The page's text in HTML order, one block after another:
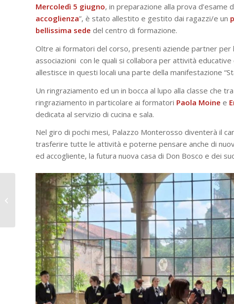
Mercoledì 5 giugno, in preparazione alla prova d’esame
accoglienza”, è stato allestito e gestito dai ragazzi/e un
bellissima sede del centro di formazione.
Oltre ai formatori del corso, presenti aziende partner
associazioni con le quali si collabora per attività educative
allestisce in questi locali una parte della manifestazione
Un ringraziamento ed un in bocca al lupo alla classe che
ringraziamento in particolare ai formatori Paola Moine e
dedicata al servizio di cucina e sala.
Nel giro di pochi mesi, Palazzo Monterosso diventerà il
trasferire tutte le attività e poterne pensare anche di
ed accogliente, la futura nuova casa di Don Bosco e dei
Assemblea nazionale
di Salesiani per il
Sociale: “Un sogno da
realizz...